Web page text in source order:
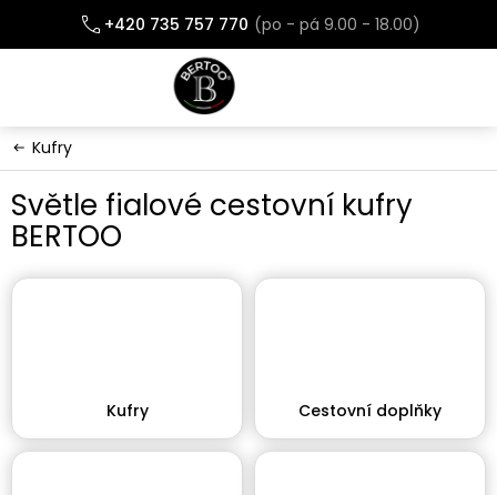
obsah
+420 735 757 770
Kufry
Světle fialové cestovní kufry
BERTOO
Kufry Cestovní doplňky